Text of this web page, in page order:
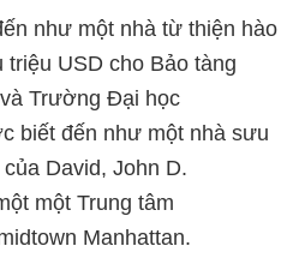
như một nhà từ thiện hào
triệu USD cho Bảo tàng
Trường Đại học
biết đến như một nhà sưu
David, John D.
một Trung tâm
Manhattan.